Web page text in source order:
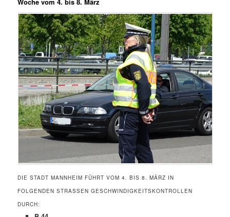
DIE STADT MANNHEIM FÜHRT VOM 4. BIS 8. MÄRZ IN
FOLGENDEN STRASSEN GESCHWINDIGKEITSKONTROLLEN D
URCH: